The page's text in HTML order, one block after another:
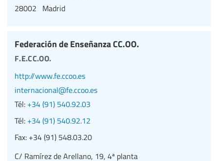
28002 Madrid
Federación de Enseñanza CC.OO.
f.e.cc.oo.
http://www.fe.ccoo.es
internacional@fe.ccoo.es
Tél: +34 (91) 540.92.03
Tél: +34 (91) 540.92.12
Fax: +34 (91) 548.03.20
C/ Ramírez de Arellano, 19, 4ª planta